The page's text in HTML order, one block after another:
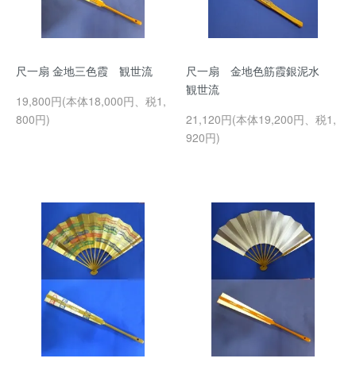
尺一扇 金地三色霞 観世流
19,800円(本体18,000円、税1,
800円)
尺一扇 金地色筋霞銀泥水
観世流
21,120円(本体19,200円、税1,
920円)